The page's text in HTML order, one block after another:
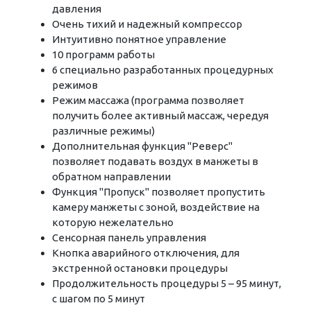
давления
Очень тихий и надежный компрессор
Интуитивно понятное управление
10 программ работы
6 специально разработанных процедурных
режимов
Режим массажа (программа позволяет
получить более активный массаж, чередуя
различные режимы)
Дополнительная функция "Реверс"
позволяет подавать воздух в манжеты в
обратном направлении
Функция "Пропуск" позволяет пропустить
камеру манжеты с зоной, воздействие на
которую нежелательно
Сенсорная панель управления
Кнопка аварийного отключения, для
экстренной остановки процедуры
Продолжительность процедуры 5 – 95 минут,
с шагом по 5 минут